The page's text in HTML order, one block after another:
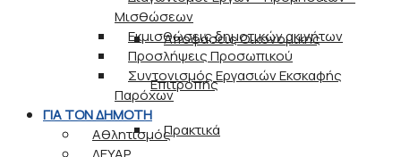
Αποφάσεις Οικονομικής
Επιτροπής
Πρακτικά
Μισθώσεων
Εκμισθώσεις δημοτικών ακινήτων
Προσλήψεις Προσωπικού
Συντονισμός Εργασιών Εκσκαφής
Παρόχων
ΓΙΑ ΤΟΝ ΔΗΜΟΤΗ
Αθλητισμός